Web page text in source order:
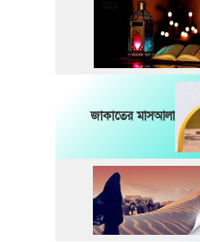
জাকাতের মাসআলা